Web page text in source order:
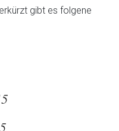
gibt es folgene